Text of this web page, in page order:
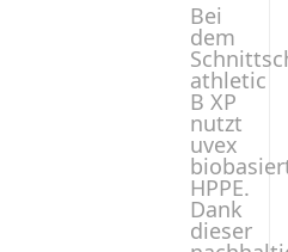
Bei
dem
athletic
B XP
nutzt
uvex
HPPE.
Dank
dieser